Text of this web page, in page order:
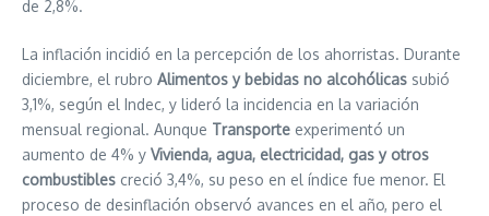
de 2,8%.
La inflación incidió en la percepción de los ahorristas. Durante
diciembre, el rubro Alimentos y bebidas no alcohólicas subió
3,1%, según el Indec, y lideró la incidencia en la variación
mensual regional. Aunque Transporte experimentó un
aumento de 4% y Vivienda, agua, electricidad, gas y otros
combustibles creció 3,4%, su peso en el índice fue menor. El
proceso de desinflación observó avances en el año, pero el